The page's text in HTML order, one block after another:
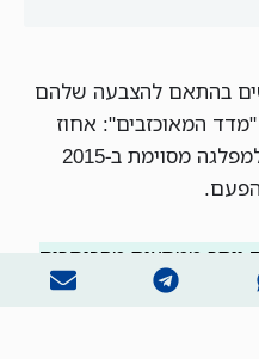
בהתאם להצבעה שלהם
"מדד המאוכזבים": אחוז
האנשים שמדווחים שהצביעו למפלגה מסוימת ב-2015
יותר ממחצית מהבוחרים
בהן שוב: